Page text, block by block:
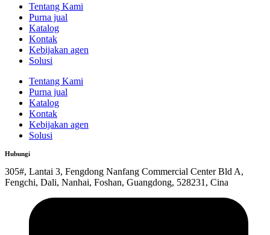
Tentang Kami
Purna jual
Katalog
Kontak
Kebijakan agen
Solusi
Tentang Kami
Purna jual
Katalog
Kontak
Kebijakan agen
Solusi
Hubungi
305#, Lantai 3, Fengdong Nanfang Commercial Center Bld A,
Fengchi, Dali, Nanhai, Foshan, Guangdong, 528231, Cina